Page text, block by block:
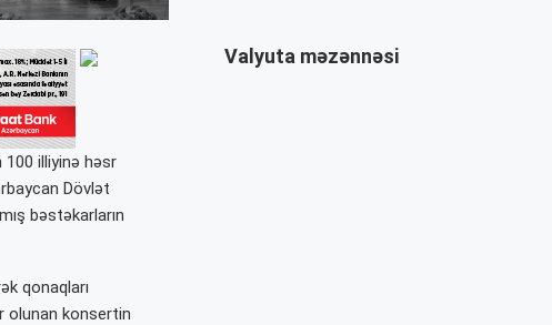
100 illiyinə həsr
Dövlət
bəstəkarların
qonaqları
olunan konsertin
Valyuta məzənnəsi